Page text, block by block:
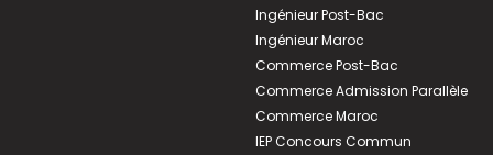
Ingénieur Post-Bac
Ingénieur Maroc
Commerce Post-Bac
Commerce Admission Parallèle
Commerce Maroc
IEP Concours Commun